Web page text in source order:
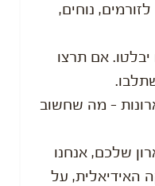
נוחים,
אם תרצו
- מה שחשוב
שלכם, אנחנו
האידיאלית, על